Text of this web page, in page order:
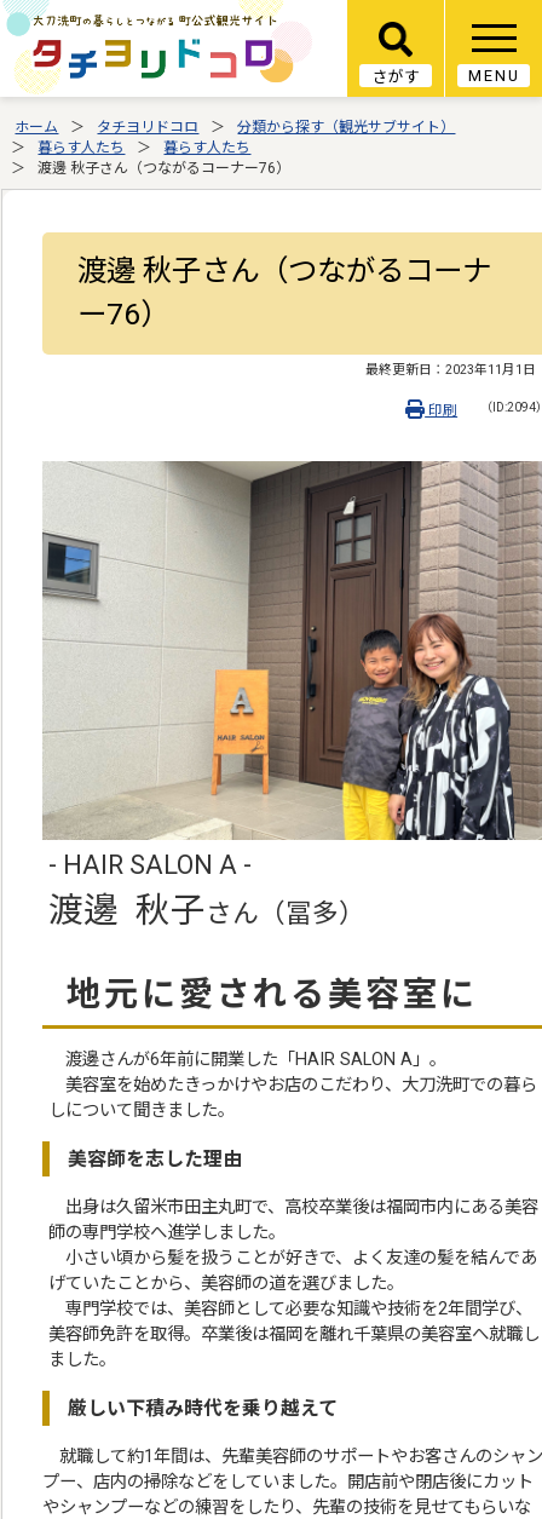
さがす MENU
ホーム タチヨリドコロ
分類から探す（観光サブサイト）
暮らす人たち
暮らす人たち
渡邊 秋子さん（つながるコーナー76）
渡邊 秋子さん（つながるコーナ
ー76）
最終更新日： 2023年11月1日
（ID:2094
印刷
- HAIR SALON A -
渡邊 秋子 さん（冨多）
地元に愛される美容室に
渡邊さんが6年前に開業した「HAIR SALON A」。
美容室を始めたきっかけやお店のこだわり、大刀洗町での暮ら
しについて聞きました。
美容師を志した理由
出身は久留米市田主丸町で、高校卒業後は福岡市内にある美容
師の専門学校へ進学しました。
小さい頃から髪を扱うことが好きで、よく友達の髪を結んであ
げていたことから、美容師の道を選びました。
専門学校では、美容師として必要な知識や技術を2年間学び、
美容師免許を取得。卒業後は福岡を離れ千葉県の美容室へ就職し
ました。
厳しい下積み時代を乗り越えて
就職して約1年間は、先輩美容師のサポートやお客さんのシャ
プー、店内の掃除などをしていました。開店前や閉店後にカット
やシャンプーなどの練習をしたり、先輩の技術を見せてもらいな